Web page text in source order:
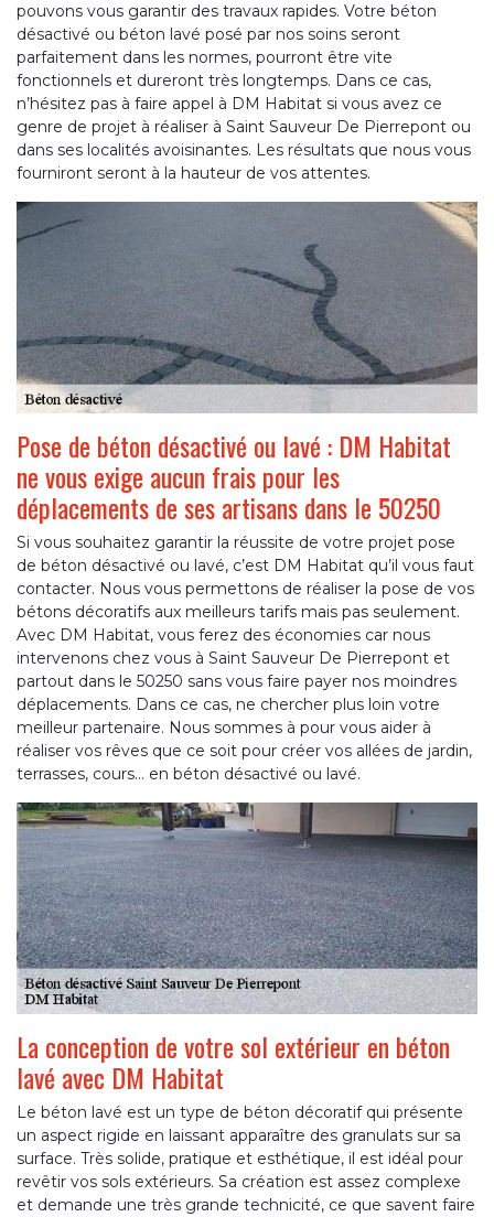
pouvons vous garantir des travaux rapides. Votre béton
désactivé ou béton lavé posé par nos soins seront
parfaitement dans les normes, pourront être vite
fonctionnels et dureront très longtemps. Dans ce cas,
n’hésitez pas à faire appel à DM Habitat si vous avez ce
genre de projet à réaliser à Saint Sauveur De Pierrepont ou
dans ses localités avoisinantes. Les résultats que nous vous
fourniront seront à la hauteur de vos attentes.
Pose de béton désactivé ou lavé : DM Habitat
ne vous exige aucun frais pour les
déplacements de ses artisans dans le 50250
Si vous souhaitez garantir la réussite de votre projet pose
de béton désactivé ou lavé, c’est DM Habitat qu’il vous faut
contacter. Nous vous permettons de réaliser la pose de vos
bétons décoratifs aux meilleurs tarifs mais pas seulement.
Avec DM Habitat, vous ferez des économies car nous
intervenons chez vous à Saint Sauveur De Pierrepont et
partout dans le 50250 sans vous faire payer nos moindres
déplacements. Dans ce cas, ne chercher plus loin votre
meilleur partenaire. Nous sommes à pour vous aider à
réaliser vos rêves que ce soit pour créer vos allées de jardin,
terrasses, cours… en béton désactivé ou lavé.
La conception de votre sol extérieur en béton
lavé avec DM Habitat
Le béton lavé est un type de béton décoratif qui présente
un aspect rigide en laissant apparaître des granulats sur sa
surface. Très solide, pratique et esthétique, il est idéal pour
revêtir vos sols extérieurs. Sa création est assez complexe
et demande une très grande technicité, ce que savent faire